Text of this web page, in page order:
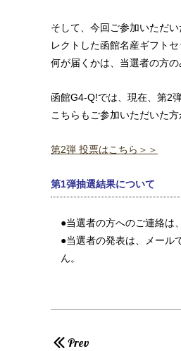
そして、今回ご参加いただ
レクトした函館名産ギフトセ
何が届くかは、当選者の方
函館G4-Q!では、現在、第2
こちらもご参加いただいた
第2弾 投票はこちら＞＞
第1弾抽選結果について
●当選者の方へのご連絡は
●当選者の発表は、メール
ん。
Prev